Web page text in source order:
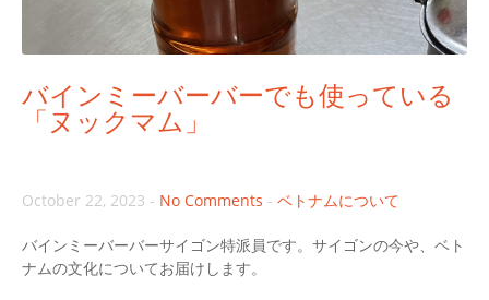
バインミーバーバーでも使っている
「ヌックマム」
October 22, 2023 - No Comments - ベトナムについて
バインミーバーバーサイゴン特派員です。サイゴンの今や、ベト
ナムの文化についてお届けします。